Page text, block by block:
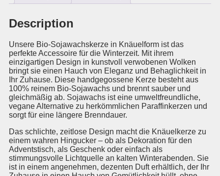
Description
Unsere Bio-Sojawachskerze in Knäuelform ist das
perfekte Accessoire für die Winterzeit. Mit ihrem
einzigartigen Design in kunstvoll verwobenen Wolken
bringt sie einen Hauch von Eleganz und Behaglichkeit in
Ihr Zuhause. Diese handgegossene Kerze besteht aus
100% reinem Bio-Sojawachs und brennt sauber und
gleichmäßig ab. Sojawachs ist eine umweltfreundliche,
vegane Alternative zu herkömmlichen Paraffinkerzen und
sorgt für eine längere Brenndauer.
Das schlichte, zeitlose Design macht die Knäuelkerze zu
einem wahren Hingucker – ob als Dekoration für den
Adventstisch, als Geschenk oder einfach als
stimmungsvolle Lichtquelle an kalten Winterabenden. Sie
ist in einem angenehmen, dezenten Duft erhältlich, der Ihr